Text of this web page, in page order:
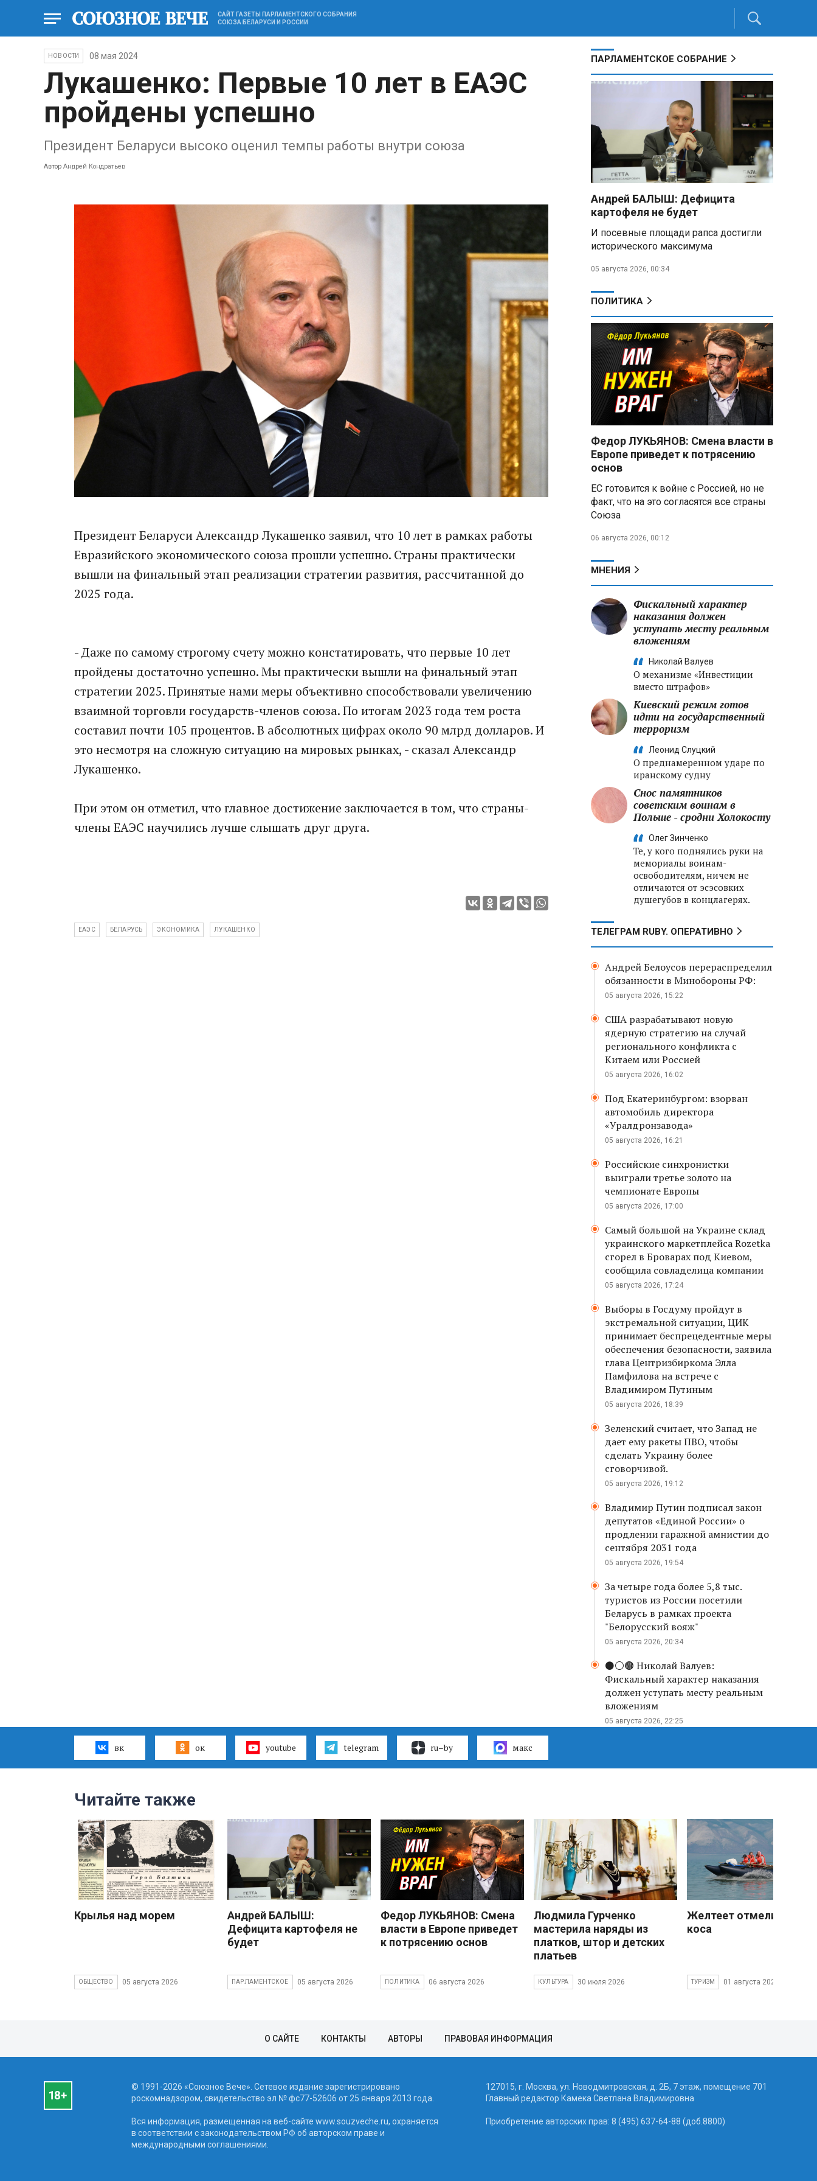
САЙТ ГАЗЕТЫ ПАРЛАМЕНТСКОГО СОБРАНИЯ
СОЮЗА БЕЛАРУСИ И РОССИИ
НОВОСТИ 08 мая 2024
Лукашенко: Первые 10 лет в ЕАЭС
пройдены успешно
Президент Беларуси высоко оценил темпы работы внутри союза
Автор Андрей Кондратьев
Президент Беларуси Александр Лукашенко заявил, что 10 лет в рамках работы
Евразийского экономического союза прошли успешно. Страны практически
вышли на финальный этап реализации стратегии развития, рассчитанной до
2025 года.
- Даже по самому строгому счету можно констатировать, что первые 10 лет
пройдены достаточно успешно. Мы практически вышли на финальный этап
стратегии 2025. Принятые нами меры объективно способствовали увеличению
взаимной торговли государств-членов союза. По итогам 2023 года тем роста
составил почти 105 процентов. В абсолютных цифрах около 90 млрд долларов. И
это несмотря на сложную ситуацию на мировых рынках, - сказал Александр
Лукашенко.
При этом он отметил, что главное достижение заключается в том, что страны-
члены ЕАЭС научились лучше слышать друг друга.
ЕАЭС БЕЛАРУСЬ ЭКОНОМИКА ЛУКАШЕНКО
ПАРЛАМЕНТСКОЕ СОБРАНИЕ
Андрей БАЛЫШ: Дефицита
картофеля не будет
И посевные площади рапса достигли
исторического максимума
05 августа 2026, 00:34
ПОЛИТИКА
Федор ЛУКЬЯНОВ: Смена власти в
Европе приведет к потрясению
основ
ЕС готовится к войне с Россией, но не
факт, что на это согласятся все страны
Союза
06 августа 2026, 00:12
МНЕНИЯ
Фискальный характер
наказания должен
уступать месту реальным
вложениям
Николай Валуев
О механизме «Инвестиции
вместо штрафов»
Киевский режим готов
идти на государственный
терроризм
Леонид Слуцкий
О преднамеренном ударе по
иранскому судну
Снос памятников
советским воинам в
Польше - сродни Холокосту
Олег Зинченко
Те, у кого поднялись руки на
мемориалы воинам-
освободителям, ничем не
отличаются от эсэсовких
душегубов в концлагерях.
ТЕЛЕГРАМ RUBY. ОПЕРАТИВНО
Андрей Белоусов перераспределил
обязанности в Минобороны РФ:
05 августа 2026, 15:22
США разрабатывают новую
ядерную стратегию на случай
регионального конфликта с
Китаем или Россией
05 августа 2026, 16:02
Под Екатеринбургом: взорван
автомобиль директора
«Уралдронзавода»
05 августа 2026, 16:21
Российские синхронистки
выиграли третье золото на
чемпионате Европы
05 августа 2026, 17:00
Самый большой на Украине склад
украинского маркетплейса Rozetka
сгорел в Броварах под Киевом,
сообщила совладелица компании
05 августа 2026, 17:24
Выборы в Госдуму пройдут в
экстремальной ситуации, ЦИК
принимает беспрецедентные меры
обеспечения безопасности, заявила
глава Центризбиркома Элла
Памфилова на встрече с
Владимиром Путиным
05 августа 2026, 18:39
Зеленский считает, что Запад не
дает ему ракеты ПВО, чтобы
сделать Украину более
сговорчивой.
05 августа 2026, 19:12
Владимир Путин подписал закон
депутатов «Единой России» о
продлении гаражной амнистии до
сентября 2031 года
05 августа 2026, 19:54
За четыре года более 5,8 тыс.
туристов из России посетили
Беларусь в рамках проекта
"Белорусский вояж"
05 августа 2026, 20:34
⚫️⚪️🟤 Николай Валуев:
Фискальный характер наказания
должен уступать месту реальным
вложениям
05 августа 2026, 22:25
вк ок youtube telegram ru–by макс
Читайте также
Крылья над морем
ОБЩЕСТВО 05 августа 2026
Андрей БАЛЫШ:
Дефицита картофеля не
будет
ПАРЛАМЕНТСКОЕ 05 августа 2026
Федор ЛУКЬЯНОВ: Смена
власти в Европе приведет
к потрясению основ
ПОЛИТИКА 06 августа 2026
Людмила Гурченко
мастерила наряды из
платков, штор и детских
платьев
КУЛЬТУРА 30 июля 2026
Желтеет отмели
коса
ТУРИЗМ 01 августа 2026
О САЙТЕ КОНТАКТЫ АВТОРЫ ПРАВОВАЯ ИНФОРМАЦИЯ
© 1991-2026 «Союзное Вече». Сетевое издание зарегистрировано
роскомнадзором, свидетельство эл № фc77-52606 от 25 января 2013 года.
Вся информация, размещенная на веб-сайте www.souzveche.ru, охраняется
в соответствии с законодательством РФ об авторском праве и
международными соглашениями.
127015, г. Москва, ул. Новодмитровская, д. 2Б, 7 этаж, помещение 701
Главный редактор Камека Светлана Владимировна
Приобретение авторских прав: 8 (495) 637-64-88 (доб.8800)